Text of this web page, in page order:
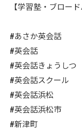
【学習塾・ブロー
#あさか英会話
#英会話
#英会話きょうしつ
#英会話スクール
#英会話浜松
#英会話浜松市
#新津町